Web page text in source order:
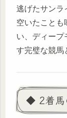
逃げたサンラ
空いたことも
い、ディープ
す完璧な競馬
◆ 2着馬